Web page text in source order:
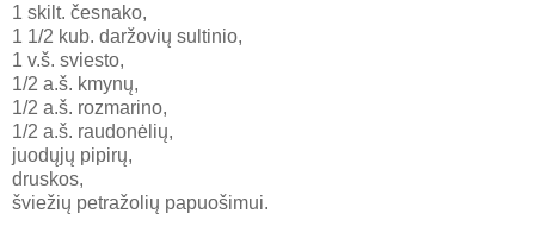
1 skilt. česnako,
1 1/2 kub. daržovių sultinio,
1 v.š. sviesto,
1/2 a.š. kmynų,
1/2 a.š. rozmarino,
1/2 a.š. raudonėlių,
juodųjų pipirų,
druskos,
šviežių petražolių papuošimui.